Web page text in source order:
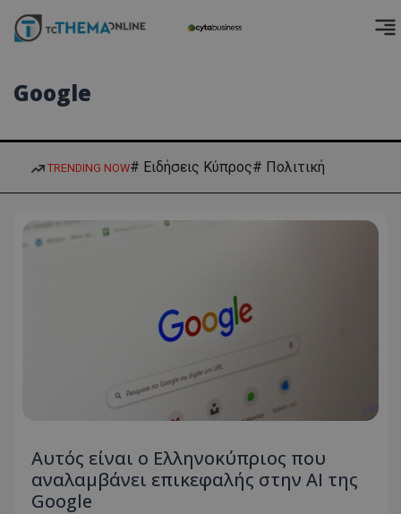
Google
TRENDING NOW# Ειδήσεις Κύπρος# Πολιτική
Αυτός είναι ο Ελληνοκύπριος που
αναλαμβάνει επικεφαλής στην ΑΙ της
Google